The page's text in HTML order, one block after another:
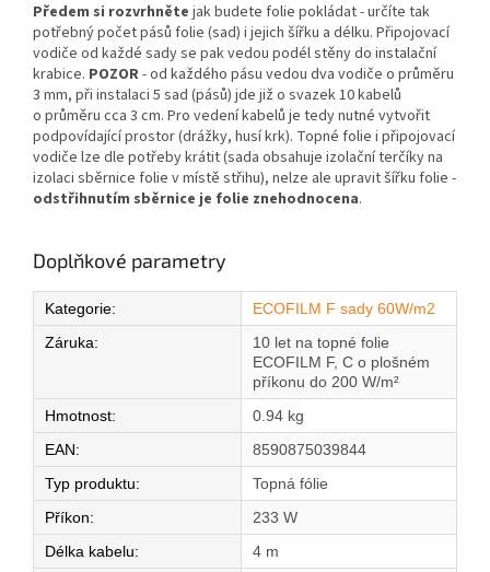
Předem si rozvrhněte jak budete folie pokládat - určíte tak
potřebný počet pásů folie (sad) i jejich šířku a délku. Připojovací
vodiče od každé sady se pak vedou podél stěny do instalační
krabice. POZOR- od každého pásu vedou dva vodiče o průměru
3 mm, při instalaci 5 sad (pásů) jde již o svazek 10 kabelů
o průměru cca 3 cm. Pro vedení kabelů je tedy nutné vytvořit
podpovídající prostor (drážky, husí krk). Topné folie i připojovací
vodiče lze dle potřeby krátit (sada obsahuje izolační terčíky na
izolaci sběrnice folie v místě střihu), nelze ale upravit šířku folie -
odstřihnutím sběrnice je folie znehodnocena.
Doplňkové parametry
Kategorie:
ECOFILM F sady 60W/m2
Záruka:
10 let na topné folie
ECOFILM F, C o plošném
příkonu do 200 W/m²
Hmotnost:
0.94 kg
EAN:
8590875039844
Typ produktu:
Topná fólie
Příkon:
233 W
Délka kabelu:
4 m